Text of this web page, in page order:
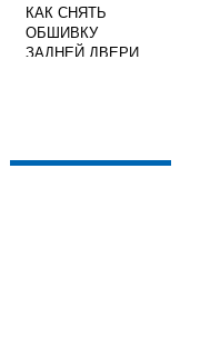
КАК СНЯТЬ
ОБШИВКУ
ЗАДНЕЙ ДВЕРИ